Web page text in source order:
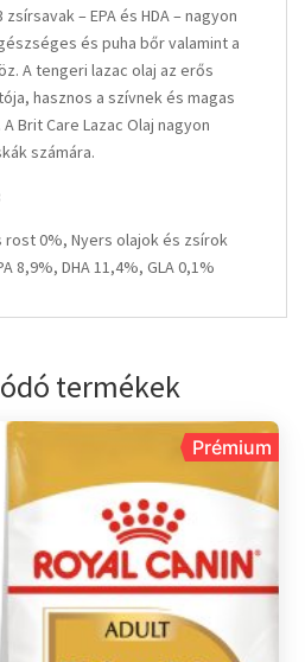
– EPA és HDA – nagyon
és puha bőr valamint a
A tengeri lazac olaj az erős
hasznos a szívnek és magas
Brit Care Lazac Olaj nagyon
számára.
0%, Nyers olajok és zsírok
8,9%, DHA 11,4%, GLA 0,1%
termékek
Prémium